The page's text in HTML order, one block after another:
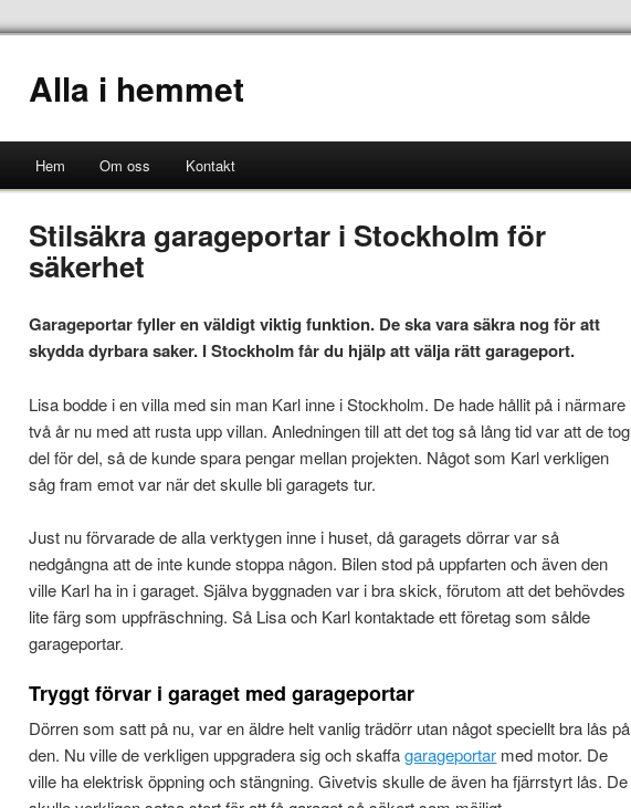
Alla i hemmet
Hem Om oss Kontakt
Stilsäkra garageportar i Stockholm för
säkerhet
Garageportar fyller en väldigt viktig funktion. De ska vara säkra nog för att
skydda dyrbara saker. I Stockholm får du hjälp att välja rätt garageport.
Lisa bodde i en villa med sin man Karl inne i Stockholm. De hade hållit på i närmare
två år nu med att rusta upp villan. Anledningen till att det tog så lång tid var att de tog
del för del, så de kunde spara pengar mellan projekten. Något som Karl verkligen
såg fram emot var när det skulle bli garagets tur.
Just nu förvarade de alla verktygen inne i huset, då garagets dörrar var så
nedgångna att de inte kunde stoppa någon. Bilen stod på uppfarten och även den
ville Karl ha in i garaget. Själva byggnaden var i bra skick, förutom att det behövdes
lite färg som uppfräschning. Så Lisa och Karl kontaktade ett företag som sålde
garageportar.
Tryggt förvar i garaget med garageportar
Dörren som satt på nu, var en äldre helt vanlig trädörr utan något speciellt bra lås på
den. Nu ville de verkligen uppgradera sig och skaffagarageportar med motor. De
ville ha elektrisk öppning och stängning. Givetvis skulle de även ha fjärrstyrt lås. De